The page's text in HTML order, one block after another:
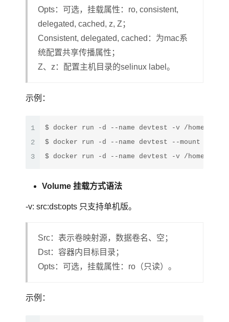
Opts：可选，挂载属性：ro, consistent,
delegated, cached, z, Z；
Consistent, delegated, cached：为mac系
统配置共享传播属性；
Z、z：配置主机目录的selinux label。
示例：
1
2
3
$ docker run -d --name devtest -v /home:/
$ docker run -d --name devtest --mount
$ docker run -d --name devtest -v /home:/
Volume 挂载方式语法
-v: src:dst:opts 只支持单机版。
Src：表示卷映射源，数据卷名、空；
Dst：容器内目标目录；
Opts：可选，挂载属性：ro（只读）。
示例：